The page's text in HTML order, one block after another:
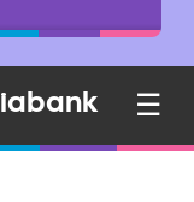
☰